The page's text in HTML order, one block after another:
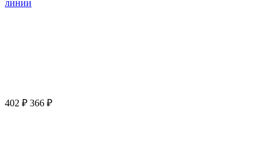
402 ₽ 366 ₽